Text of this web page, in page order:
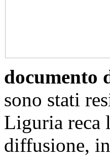
documento
sono stati
Liguria reca
diffusione,